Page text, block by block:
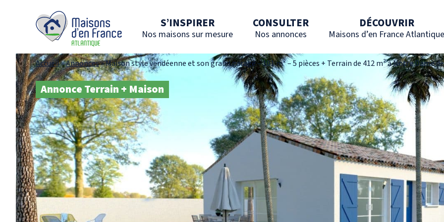
S’INSPIRER
Nos maisons sur mesure
CONSULTER
Nos annonces
DÉCOUVRIR
Maisons d’en France Atlantique
Accueil»Annonces»Maison style vendéenne et son grand garage – 101 m² – 5 pièces + Terrain de 412 m² à Notre Dame
Annonce Terrain + Maison